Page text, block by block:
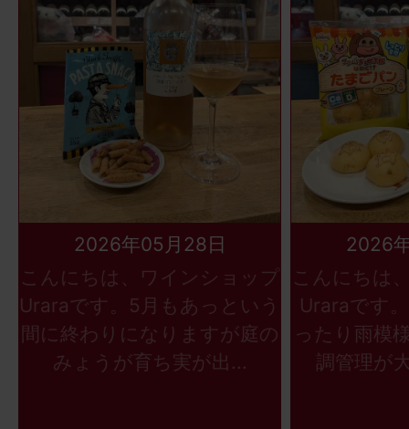
2026年05月28日
こんにちは、ワインショップ
Uraraです。5月もあっという
間に終わりになりますが庭の
みょうが育ち実が出...
2026
こんにちは
Uraraです
ったり雨模
調管理が